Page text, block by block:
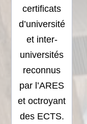
certificats
d’université
et inter-
universités
reconnus
par l’ARES
et octroyant
des ECTS.